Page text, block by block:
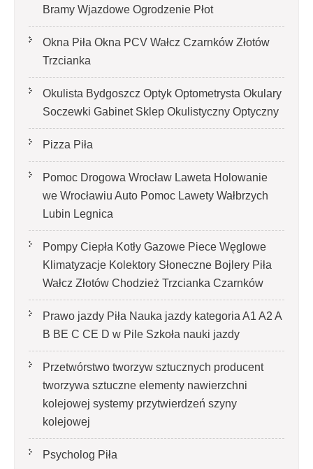
Bramy Wjazdowe Ogrodzenie Płot
Okna Piła Okna PCV Wałcz Czarnków Złotów
Trzcianka
Okulista Bydgoszcz Optyk Optometrysta Okulary
Soczewki Gabinet Sklep Okulistyczny Optyczny
Pizza Piła
Pomoc Drogowa Wrocław Laweta Holowanie
we Wrocławiu Auto Pomoc Lawety Wałbrzych
Lubin Legnica
Pompy Ciepła Kotły Gazowe Piece Węglowe
Klimatyzacje Kolektory Słoneczne Bojlery Piła
Wałcz Złotów Chodzież Trzcianka Czarnków
Prawo jazdy Piła Nauka jazdy kategoria A1 A2 A
B BE C CE D‎ w Pile Szkoła nauki jazdy
Przetwórstwo tworzyw sztucznych producent
tworzywa sztuczne elementy nawierzchni
kolejowej systemy przytwierdzeń szyny
kolejowej
Psycholog Piła